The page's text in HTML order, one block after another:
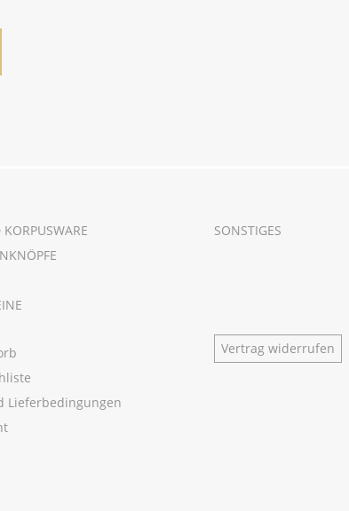
SONSTIGES
Lieferbedingungen
Vertrag widerrufen